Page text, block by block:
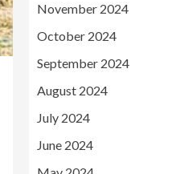
November 2024
October 2024
September 2024
August 2024
July 2024
June 2024